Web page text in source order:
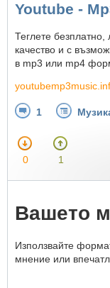
Youtube -
Теглете
качество и с
в mp3 или mp4
1
0 1
Вашето
Използвайте
мнение или